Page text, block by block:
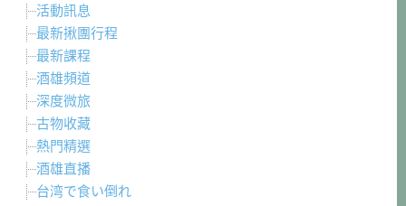
活動訊息
最新揪團行程
最新課程
酒雄頻道
深度微旅
古物收藏
熱門精選
酒雄直播
台湾で食い倒れ